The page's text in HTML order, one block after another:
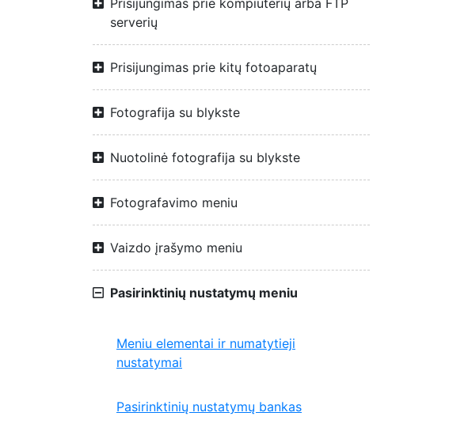
Prisijungimas prie kompiuterių arba FTP
serverių
Prisijungimas prie kitų fotoaparatų
Fotografija su blykste
Nuotolinė fotografija su blykste
Fotografavimo meniu
Vaizdo įrašymo meniu
Pasirinktinių nustatymų meniu
Meniu elementai ir numatytieji
nustatymai
Pasirinktinių nustatymų bankas